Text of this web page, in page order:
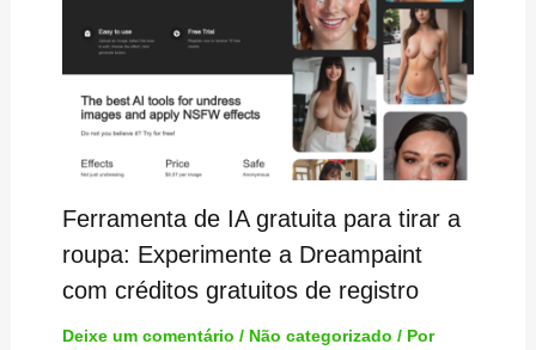
Ferramenta de IA gratuita para tirar a
roupa: Experimente a Dreampaint
com créditos gratuitos de registro
Deixe um comentário / Não categorizado / Por